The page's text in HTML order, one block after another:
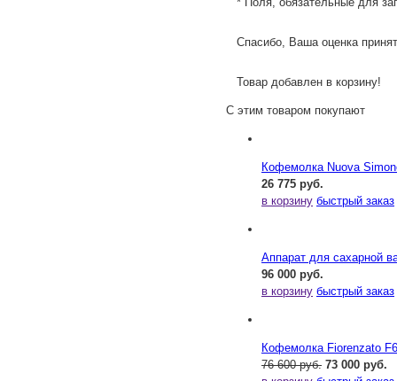
Спасибо, Ваша оценка
Товар добавлен в корзину!
С этим товаром покупают
Кофемолка Nuova
26 775 руб.
в корзину быстрый заказ
Аппарат для сахарной
96 000 руб.
в корзину быстрый заказ
Кофемолка Fiorenzato
76 600 руб. 73 000 руб.